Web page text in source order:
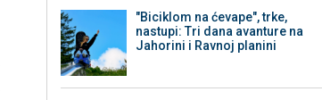
"Biciklom na ćevape", trke,
nastupi: Tri dana avanture na
Jahorini i Ravnoj planini